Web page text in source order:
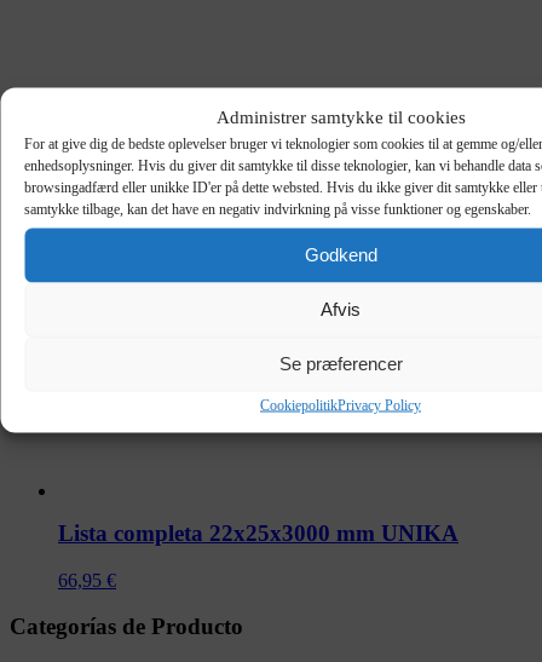
Administrer samtykke til cookies
For at give dig de bedste oplevelser bruger vi teknologier som cookies til at gemme og/
enhedsoplysninger. Hvis du giver dit samtykke til disse teknologier, kan vi behandle data
browsingadfærd eller unikke ID'er på dette websted. Hvis du ikke giver dit samtykke
samtykke tilbage, kan det have en negativ indvirkning på visse funktioner og egenskaber.
Godkend
Afvis
Se præferencer
CookiepolitikPrivacy Policy
Lista completa 22x25x3000 mm UNIKA
66,95 €
Categorías de Producto